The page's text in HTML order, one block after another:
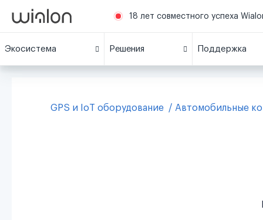
18 лет совместного успеха
Экосистема Решения Поддержка
GPS и IoT оборудование Автомобильные